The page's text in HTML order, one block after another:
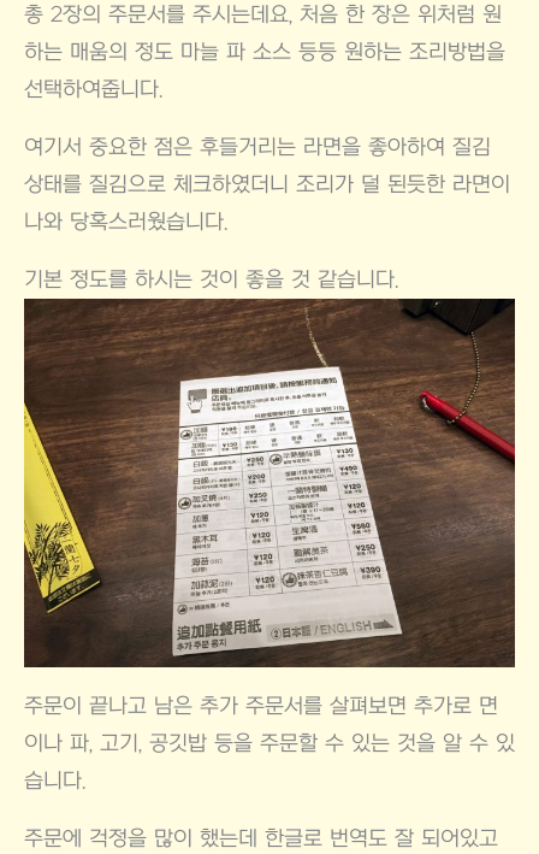
총 2장의 주문서를 주시는데요, 처음 한 장은 위처럼 원
하는 매움의 정도 마늘 파 소스 등등 원하는 조리방법을
선택하여줍니다.
여기서 중요한 점은 후들거리는 라면을 좋아하여 질김
상태를 질김으로 체크하였더니 조리가 덜 된듯한 라면이
나와 당혹스러웠습니다.
기본 정도를 하시는 것이 좋을 것 같습니다.
주문이 끝나고 남은 추가 주문서를 살펴보면 추가로 면
이나 파, 고기, 공깃밥 등을 주문할 수 있는 것을 알 수 있
습니다.
주문에 걱정을 많이 했는데 한글로 번역도 잘 되어있고